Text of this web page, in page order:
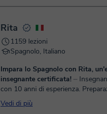
Rita
1159 lezioni
Spagnolo, Italiano
Impara lo Spagnolo con Rita,
insegnante certificata! ⏤ Insegnante di Spagnolo e Italiano
con 10 anni di esperienza.
DELE e Aiuto Compiti Ciao! Sono Rita, la vostra insegnante
di ...
Vedi di più